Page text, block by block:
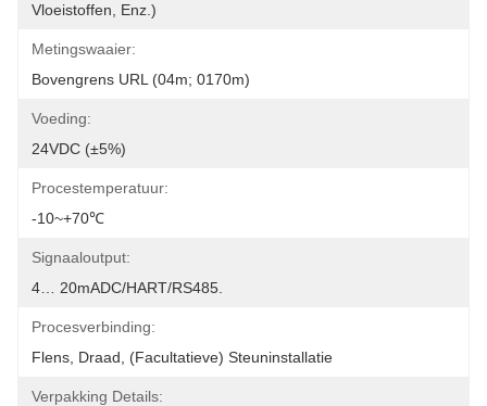
Vloeistoffen, Enz.)
Metingswaaier:
Bovengrens URL (04m; 0170m)
Voeding:
24VDC (±5%)
Procestemperatuur:
-10~+70℃
Signaaloutput:
4… 20mADC/HART/RS485.
Procesverbinding:
Flens, Draad, (facultatieve) Steuninstallatie
Verpakking Details: